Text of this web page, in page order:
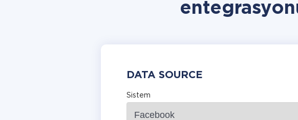
DATA SOURCE
Sistem